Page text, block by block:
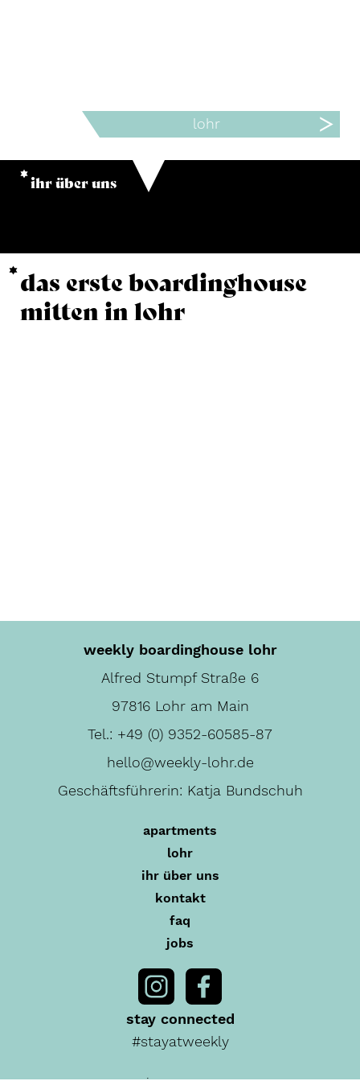
lohr
ihr über uns
das erste boardinghouse
mitten in lohr
weekly boardinghouse lohr
Alfred Stumpf Straße 6
97816 Lohr am Main
Tel.: +49 (0) 9352-60585-87
hello@weekly-lohr.de
Geschäftsführerin: Katja Bundschuh
apartments
lohr
ihr über uns
kontakt
faq
jobs
stay connected
#stayatweekly